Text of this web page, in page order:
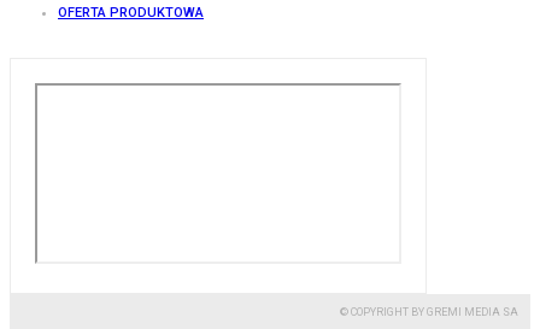
OFERTA PRODUKTOWA
© COPYRIGHT BY GREMI MEDIA SA